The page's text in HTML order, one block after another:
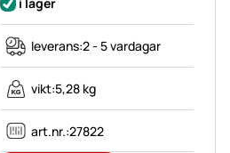
i lager
leverans:2 - 5 vardagar
vikt:5,28 kg
art.nr.:27822